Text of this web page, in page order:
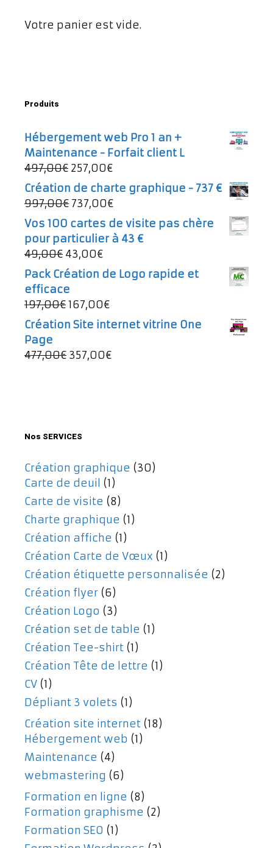
Votre panier est vide.
Produits
Hébergement web Pro 1 an +
Maintenance - Forfait client L
497,00€ Le
prix
initial
était :
497,00€.
257,00€Le
prix
actuel
257,00€.
Création de charte graphique - 737 €
997,00€ Le
prix
initial
était :
997,00€.
737,00€Le
prix
actuel
Vos 100 cartes de visite pas chère
pour particulier à 43 €
49,00€ Le
prix
initial
était :
49,00€.
43,00€Le
prix
actuel
est :
Pack Création de Logo rapide et
efficace
197,00€Le
prix
était :
197,00€.
167,00€Le
prix
est :
Création Site internet vitrine One
Page
477,00€ Le
357,00€Le
Nos SERVICES
Création graphique (30)
Carte de deuil (1)
Carte de visite (8)
Charte graphique (1)
Création affiche (1)
Création Carte de Vœux (1)
Création étiquette personnalisée (2)
Création flyer (6)
Création Logo (3)
Création set de table (1)
Création Tee-shirt (1)
Création Tête de lettre (1)
CV (1)
Dépliant 3 volets (1)
Création site internet (18)
Hébergement web (1)
Maintenance (4)
webmastering (6)
Formation en ligne (8)
Formation graphisme (2)
Formation SEO (1)